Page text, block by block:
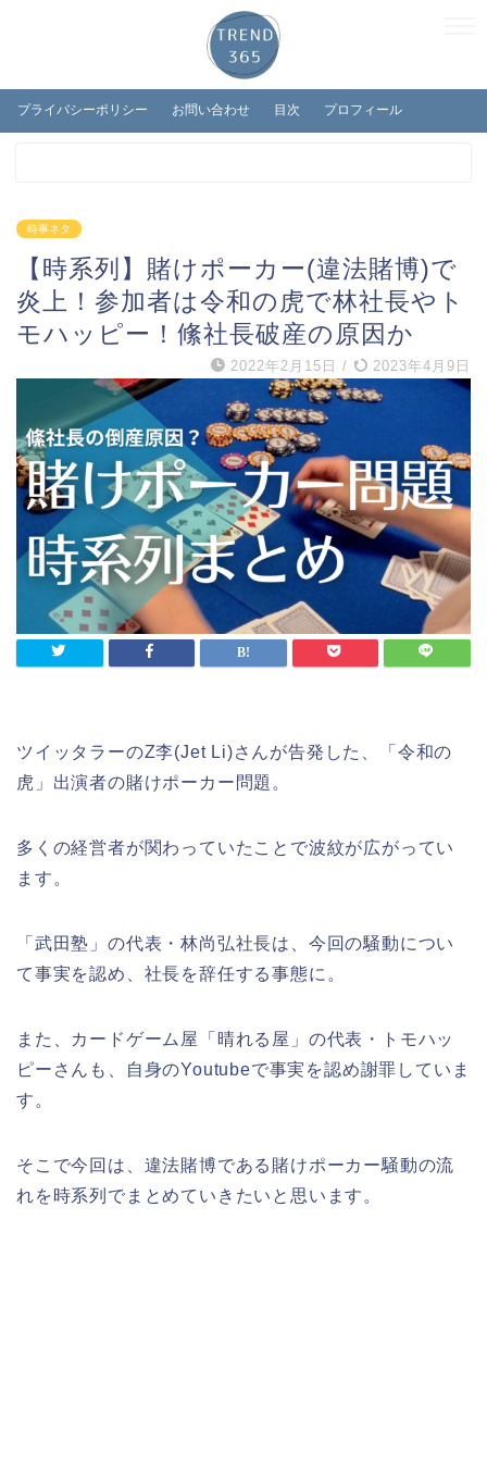
プライバシーポリシー お問い合わせ 目次 プロフィール
時事ネタ
【時系列】賭けポーカー(違法賭博)で
炎上！参加者は令和の虎で林社長やト
モハッピー！絛社長破産の原因か
2022年2月15日 / 2023年4月9日
ツイッタラーのZ李(Jet Li)さんが告発した、「令和の
虎」出演者の賭けポーカー問題。
多くの経営者が関わっていたことで波紋が広がってい
ます。
「武田塾」の代表・林尚弘社長は、今回の騒動につい
て事実を認め、社長を辞任する事態に。
また、カードゲーム屋「晴れる屋」の代表・トモハッ
ピーさんも、自身のYoutubeで事実を認め謝罪していま
す。
そこで今回は、違法賭博である賭けポーカー騒動の流
れを時系列でまとめていきたいと思います。